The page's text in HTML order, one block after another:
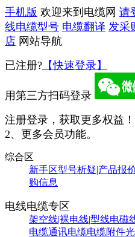
手机版 欢迎来到电缆网 请
线电缆型号 电缆翻译 发采
店 网站导航
已注册? 【快速登录】
用第三方扫码登录
注册登录，获取更多权益！
2、更多会员功能。
综合区
新手区型号析疑|产品报
购信息
电线电缆专区
架空线|裸电线|型线电磁
电缆通讯电缆电缆附件